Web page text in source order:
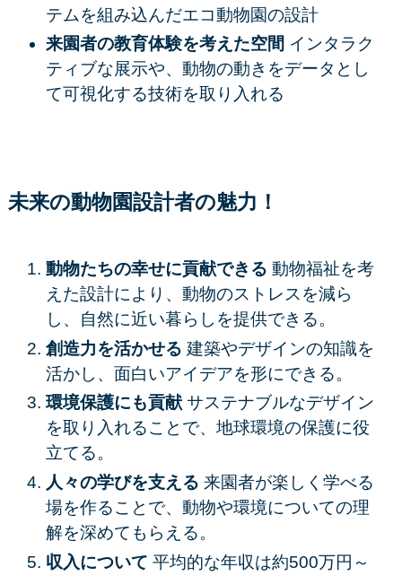
テムを組み込んだエコ動物園の設計
来園者の教育体験を考えた空間 インタラク
ティブな展示や、動物の動きをデータとし
て可視化する技術を取り入れる
未来の動物園設計者の魅力！
動物たちの幸せに貢献できる 動物福祉を考
えた設計により、動物のストレスを減ら
し、自然に近い暮らしを提供できる。
創造力を活かせる 建築やデザインの知識を
活かし、面白いアイデアを形にできる。
環境保護にも貢献 サステナブルなデザイン
を取り入れることで、地球環境の保護に役
立てる。
人々の学びを支える 来園者が楽しく学べる
場を作ることで、動物や環境についての理
解を深めてもらえる。
収入について 平均的な年収は約500万円～